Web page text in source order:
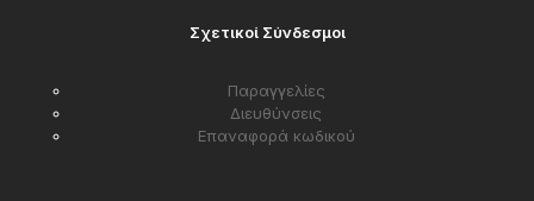
Σχετικοί Σύνδεσμοι
Παραγγελίες
Διευθύνσεις
Επαναφορά κωδικού